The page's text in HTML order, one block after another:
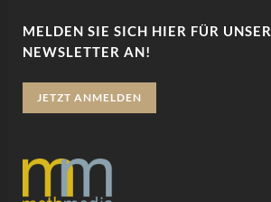
MELDEN SIE SICH HIER FÜR
NEWSLETTER AN!
JETZT ANMELDEN